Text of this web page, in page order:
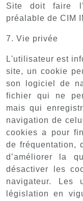
Site doit faire
préalable de CIM
7. Vie privée
L'utilisateur est
site, un cookie
son logiciel de
fichier qui ne
mais qui
navigation de
cookies a pour
de fréquentation,
d’améliorer la
désactiver les
navigateur. Les
législation en